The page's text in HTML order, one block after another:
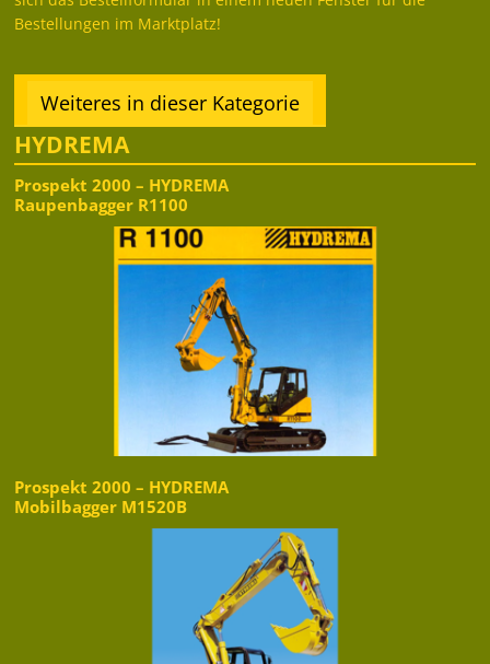
Bestellungen im Marktplatz!
Weiteres in dieser Kategorie
HYDREMA
Prospekt 2000 – HYDREMA
Raupenbagger R1100
Prospekt 2000 – HYDREMA
Mobilbagger M1520B